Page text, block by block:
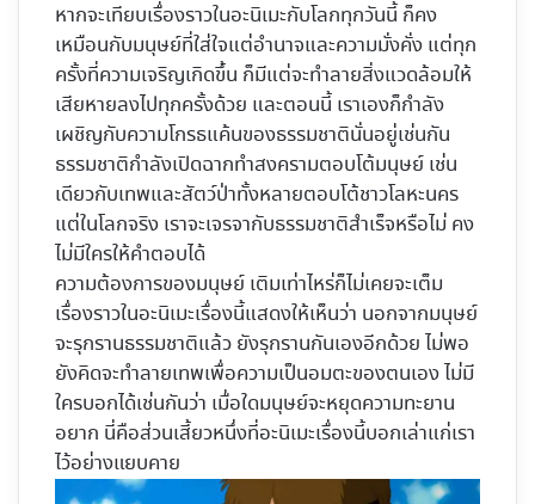
หากจะเทียบเรื่องราวในอะนิเมะกับโลกทุกวันนี้ ก็คง
เหมือนกับมนุษย์ที่ใส่ใจแต่อำนาจและความมั่งคั่ง แต่ทุก
ครั้งที่ความเจริญเกิดขึ้น ก็มีแต่จะทำลายสิ่งแวดล้อมให้
เสียหายลงไปทุกครั้งด้วย และตอนนี้ เราเองก็กำลัง
เผชิญกับความโกรธแค้นของธรรมชาตินั่นอยู่เช่นกัน
ธรรมชาติกำลังเปิดฉากทำสงครามตอบโต้มนุษย์ เช่น
เดียวกับเทพและสัตว์ป่าทั้งหลายตอบโต้ชาวโลหะนคร
แต่ในโลกจริง เราจะเจรจากับธรรมชาติสำเร็จหรือไม่ คง
ไม่มีใครให้คำตอบได้
ความต้องการของมนุษย์ เติมเท่าไหร่ก็ไม่เคยจะเต็ม
เรื่องราวในอะนิเมะเรื่องนี้แสดงให้เห็นว่า นอกจากมนุษย์
จะรุกรานธรรมชาติแล้ว ยังรุกรานกันเองอีกด้วย ไม่พอ
ยังคิดจะทำลายเทพเพื่อความเป็นอมตะของตนเอง ไม่มี
ใครบอกได้เช่นกันว่า เมื่อใดมนุษย์จะหยุดความทะยาน
อยาก นี่คือส่วนเสี้ยวหนึ่งที่อะนิเมะเรื่องนี้บอกเล่าแก่เรา
ไว้อย่างแยบคาย